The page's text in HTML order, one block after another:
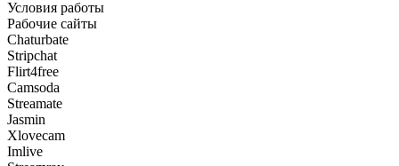
Условия работы
Рабочие сайты
Chaturbate
Stripchat
Flirt4free
Camsoda
Streamate
Jasmin
Xlovecam
Imlive